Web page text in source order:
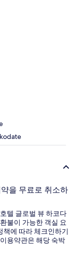
을 무료로 취소하
텔 글로벌 뷰 하코다
불이 가능한 객실 요
책에 따라 체크인하기
용약관은 해당 숙박